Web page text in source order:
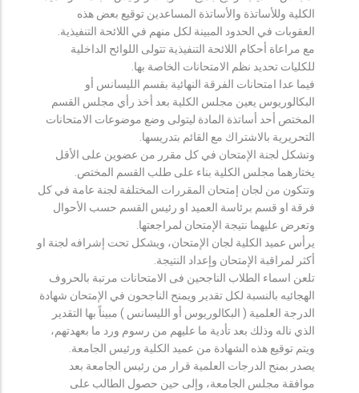
الكلية وللأساتذة والأساتذة المساعدين توقيع بعض هذه
العقوبات في الحدود المبينة لكل منهم في اللائحة التنفيذية.
مع مراعاة أحكام اللائحة التنفيذية تتولى اللوائح الداخلية
للكليات تحديد نظم الامتحانات الخاصة بها.
فيما عدا امتحانات الفرقة النهائية بقسم الليسانس أو
البكالوريوس يعين مجلس الكلية بعد أخذ رأي مجلس القسم
المختص أحد أساتذة المادة ليتولى وضع موضوعات الامتحانات
التحريرية بالاشتراك مع القائم بتدريسها.
وتشكل لجنة الإمتحان في كل مقرر من عضوين على الأقل
يختارهما مجلس الكلية بناء على طلب القسم المختص.
وتتكون من لجان إمتحان المقررات المختلفة لجنة عامة في كل
فرقة او قسم برئاسة العميد او رئيس القسم حسب الأحوال
وتعرض عليهما نتيجة الإمتحان لمراجعتها.
يرأس عميد الكلية لجان الإمتحان، ويشكل تحت إشرافه لجنة او
أكثر لمراقبة الإمتحان وإعداد النتيجة.
تلعن اسماء الطلاب الناجحين فى الامتحانات مرتبة بالحروف
الهجائيه بالنسبة لكل تقدير ويمنح الناجحون في الإمتحان شهادة
الدرجة العلمية ( البكالوريوس أو الليسانس ) مبيناً بها التقدير
الذي ناله وذلك بعد تأدية ما عليهم من رسوم ورد ما بعهدتهم،
ويتم توقيع هذه الشهادة من عميد الكلية ورئيس الجامعة.
يصدر بمنح الدرجات العلمية قرار من رئيس الجامعة بعد
موافقة مجلس الجامعة، وإلى حين حصول الطالب على